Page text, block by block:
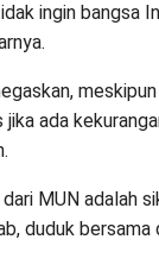
ingin bangsa
ada
dari MUN adalah
duduk bersama